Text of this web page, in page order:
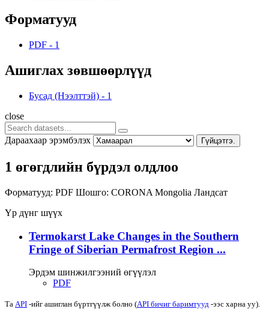
Форматууд
PDF - 1
Ашиглах зөвшөөрлүүд
Бусад (Нээлттэй) - 1
close
Дараахаар эрэмбэлэх Гүйцэтгэ.
1 өгөгдлийн бүрдэл олдлоо
Форматууд: PDF Шошго: CORONA Mongolia Ландсат
Үр дүнг шүүх
Termokarst Lake Changes in the Southern
Fringe of Siberian Permafrost Region ...
Эрдэм шинжилгээний өгүүлэл
PDF
Та API -ийг ашиглан бүртгүүлж болно (API бичиг баримтууд -ээс харна уу).